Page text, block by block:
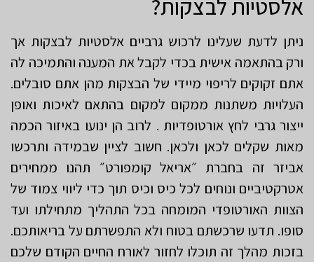
אלסטיות לבצקות?
ניתן לדעת שעלינו לרכוש גרביים אלסטיות לבצקות אך
ורק בהתאמה אישית בכדי לקבל את המענה והתמיכה לה
אתם זקוקים לריפוי מיידי של הבצקות מהן אתם סובלים.
העלויות משתנות ממקום למקום בהתאם לאיכות ואופן
ייצור גרבי לחץ אורטופדיות . לרוב הן ינועו באיזור הכמה
מאות שקלים לכאן ולכאן. חשוב לציין שבמידה ותרכשו
אביזר זה בחברת ״אריאל קומפורט״ תהנו ממחירים
אטרקטיביים ונוחים לכל כיס וכיס תוך כדי ליווי צמוד של
הצוות האורטופדי המומחה בכל התהליך מתחילתו ועד
סופו. תדעו שרכשתם בטוח ולא התפשרתם על בריאותכם.
בזכות מהלך זה תוכלו לחזור לאורח החיים הקודם שלכם